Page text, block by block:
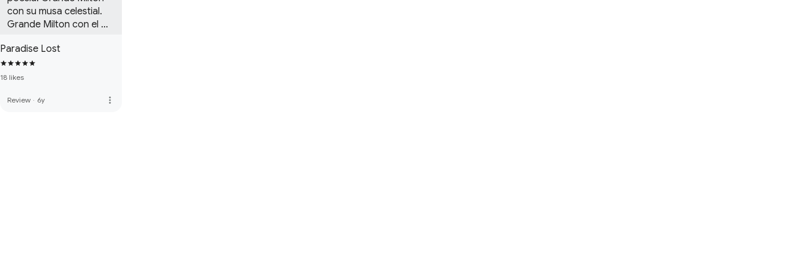
con su musa celestial.
Grande Milton con el
Satán. Es recomendable
leerla en lenguaje
original o traducida a
una traducción con
Paradise Lost
18 likes
Review · 6y more_vert